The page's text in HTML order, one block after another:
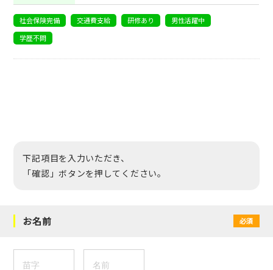
社会保険完備 交通費支給 研修あり
男性活躍中
学歴不問
下記項目を入力いただき、
「確認」ボタンを押してください。
お名前 必須